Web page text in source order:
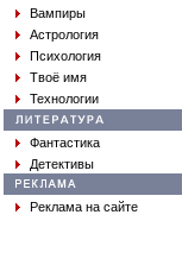
Вампиры
Астрология
Психология
Твоё имя
Технологии
Фантастика
Детективы
Реклама на сайте